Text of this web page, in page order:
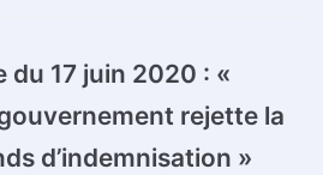
du 17 juin 2020 : «
rejette la
d’indemnisation »